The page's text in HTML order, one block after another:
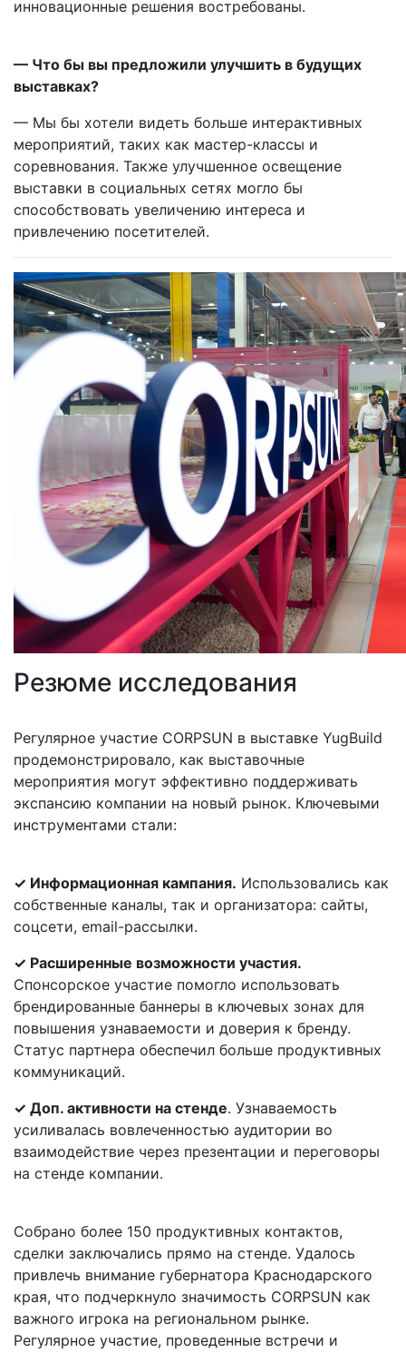
инновационные решения востребованы.
— Что бы вы предложили улучшить в будущих
выставках?
— Мы бы хотели видеть больше интерактивных
мероприятий, таких как мастер-классы и
соревнования. Также улучшенное освещение
выставки в социальных сетях могло бы
способствовать увеличению интереса и
привлечению посетителей.
Резюме исследования
Регулярное участие CORPSUN в выставке YugBuild
продемонстрировало, как выставочные
мероприятия могут эффективно поддерживать
экспансию компании на новый рынок. Ключевыми
инструментами стали:
✓ Информационная кампания. Использовались как
собственные каналы, так и организатора: сайты,
соцсети, email-рассылки.
✓ Расширенные возможности участия.
Спонсорское участие помогло использовать
брендированные баннеры в ключевых зонах для
повышения узнаваемости и доверия к бренду.
Статус партнера обеспечил больше продуктивных
коммуникаций.
✓ Доп. активности на стенде. Узнаваемость
усиливалась вовлеченностью аудитории во
взаимодействие через презентации и переговоры
на стенде компании.
Собрано более 150 продуктивных контактов,
сделки заключались прямо на стенде. Удалось
привлечь внимание губернатора Краснодарского
края, что подчеркнуло значимость CORPSUN как
важного игрока на региональном рынке.
Регулярное участие, проведенные встречи и